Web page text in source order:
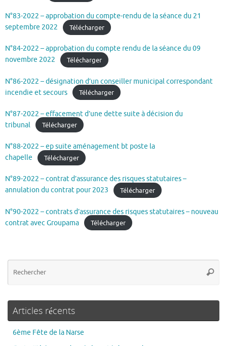
N°83-2022 – approbation du compte-rendu de la séance du 21
septembre 2022
Télécharger
N°84-2022 – approbation du compte rendu de la séance du 09
novembre 2022
Télécharger
N°86-2022 – désignation d’un conseiller municipal correspondant
incendie et secours
Télécharger
N°87-2022 – effacement d’une dette suite à décision du
tribunal
Télécharger
N°88-2022 – ep suite aménagement bt poste la
chapelle
Télécharger
N°89-2022 – contrat d’assurance des risques statutaires –
annulation du contrat pour 2023
Télécharger
N°90-2022 – contrats d’assurance des risques statutaires – nouveau
contrat avec Groupama
Télécharger
Articles récents
6ème Fête de la Narse